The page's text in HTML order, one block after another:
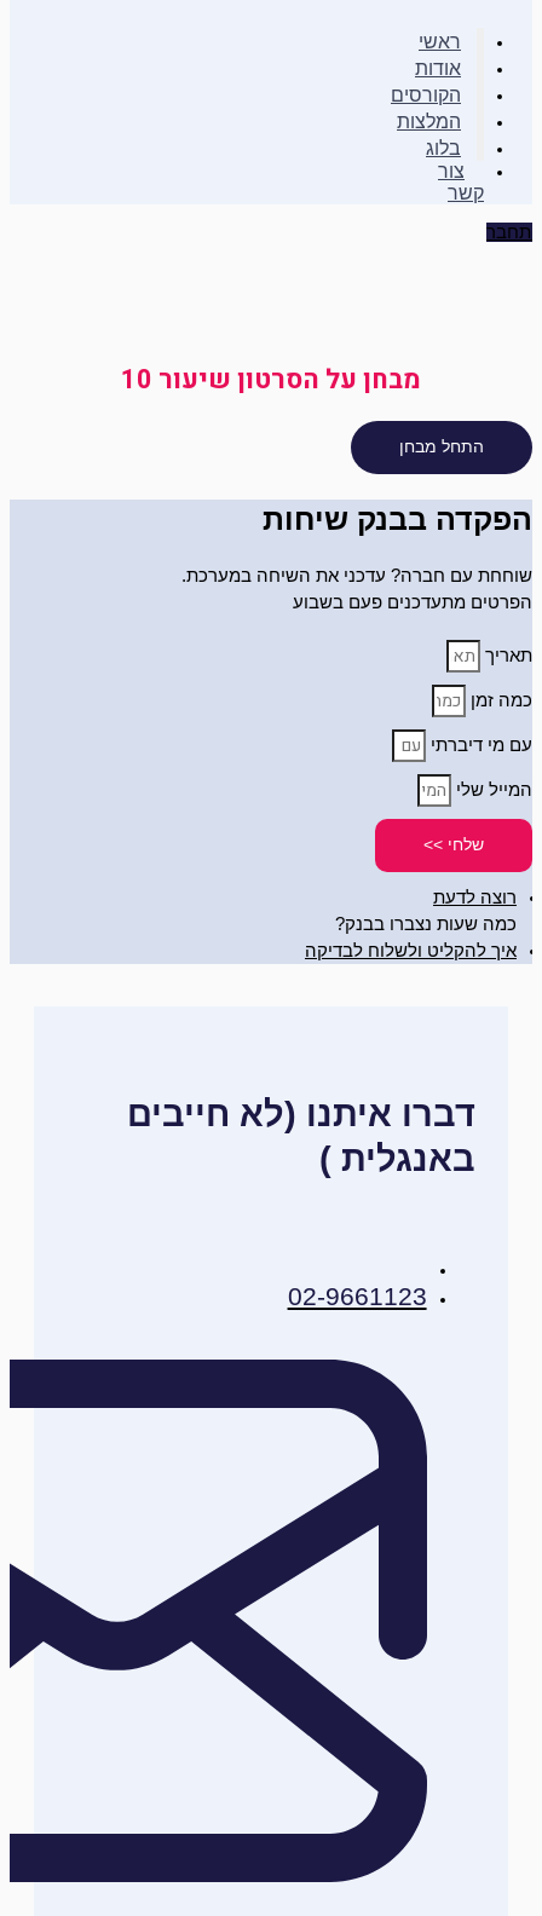
ראשי
אודות
הקורסים
המלצות
בלוג
צור
קשר
התחבר
מבחן על הסרטון שיעור 10
הפקדה בבנק שיחות
שוחחת עם חברה? עדכני את השיחה במערכת.
הפרטים מתעדכנים פעם בשבוע
תאריך
כמה זמן
עם מי דיברתי
המייל שלי
שלחי >>
רוצה לדעת
כמה שעות נצברו בבנק?
איך להקליט ולשלוח לבדיקה
דברו איתנו (לא חייבים
באנגלית )
02-9661123